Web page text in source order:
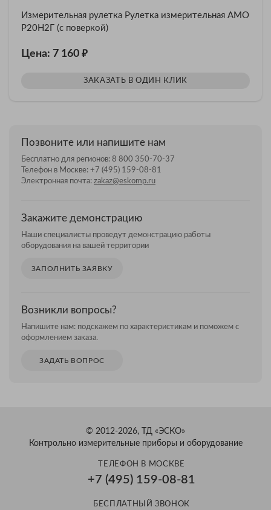
Измерительная рулетка Рулетка измерительная AMO
Р20Н2Г (с поверкой)
Цена: 7 160 ₽
ЗАКАЗАТЬ В ОДИН КЛИК
Позвоните или напишите нам
Бесплатно для регионов: 8 800 350-70-37
Телефон в Москве: +7 (495) 159-08-81
Электронная почта: zakaz@eskomp.ru
Закажите демонстрацию
Наши специалисты проведут демонстрацию работы
оборудования на вашей территории
ЗАПОЛНИТЬ ЗАЯВКУ
Возникли вопросы?
Напишите нам: подскажем по характеристикам и поможем с
оформлением заказа.
ЗАДАТЬ ВОПРОС
© 2012-2026, ТД «ЭСКО»
Контрольно измерительные приборы и оборудование
ТЕЛЕФОН В МОСКВЕ
+7 (495) 159-08-81
БЕСПЛАТНЫЙ ЗВОНОК